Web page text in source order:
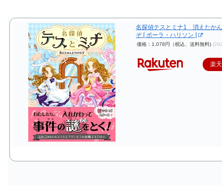
名探偵テスとミナ1 消えたか
ぞ [ ポーラ・ハリソン ]
価格：1,078円（税込、送料無料)
楽